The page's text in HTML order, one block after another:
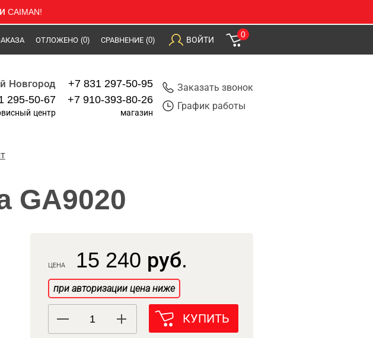
CAIMAN!
ОТЛОЖЕНО (0) СРАВНЕНИЕ (0) ВОЙТИ
0
Новгород
295-50-67
центр
+7 831 297-50-95
+7 910-393-80-26
магазин
Заказать звонок
График работы
GA9020
ЦЕНА 15 240 руб.
при авторизации цена ниже
КУПИТЬ